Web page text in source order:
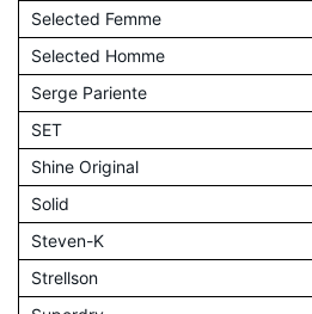
Selected Femme
Selected Homme
Serge Pariente
SET
Shine Original
Solid
Steven-K
Strellson